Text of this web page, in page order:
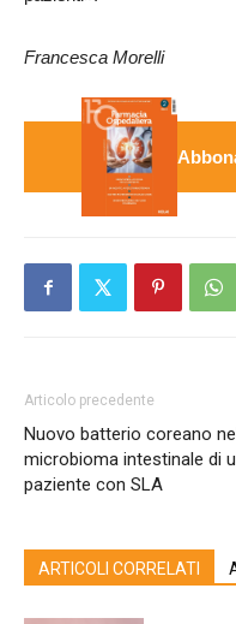
Francesca Morelli
Articolo precedente
Nuovo batterio coreano
microbioma intestinale di
paziente con SLA
ARTICOLI CORRELATI